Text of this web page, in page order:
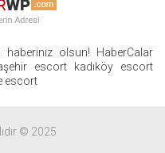
haberiniz olsun! HaberCalar
escort
kadıköy escort
escort
© 2025